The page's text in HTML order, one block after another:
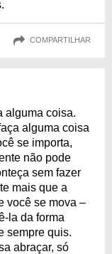
COMPARTILHAR
alguma coisa.
alguma coisa
se importa,
não pode
sem fazer
mais que a
você se mova –
la da forma
sempre quis.
abraçar, só